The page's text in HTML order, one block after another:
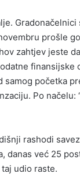
prošle
zahtjev jeste
finansijske
samog početka
Po načelu:
rashodi
danas već 25
udio raste.